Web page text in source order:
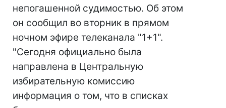
непогашенной судимостью. Об этом
он сообщил во вторник в прямом
ночном эфире телеканала "1+1".
"Сегодня официально была
направлена в Центральную
избирательную комиссию
информация о том, что в списках